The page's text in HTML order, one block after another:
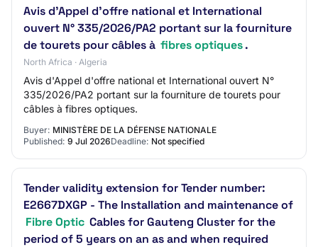
Avis d'Appel d'offre national et International
ouvert N° 335/2026/PA2 portant sur la fourniture
de tourets pour câbles à fibres optiques.
North Africa · Algeria
Avis d'Appel d'offre national et International ouvert N°
335/2026/PA2 portant sur la fourniture de tourets pour
câbles à fibres optiques.
Buyer: MINISTÈRE DE LA DÉFENSE NATIONALE
Published: 9 Jul 2026Deadline: Not specified
Tender validity extension for Tender number:
E2667DXGP - The Installation and maintenance of
Fibre Optic Cables for Gauteng Cluster for the
period of 5 years on an as and when required